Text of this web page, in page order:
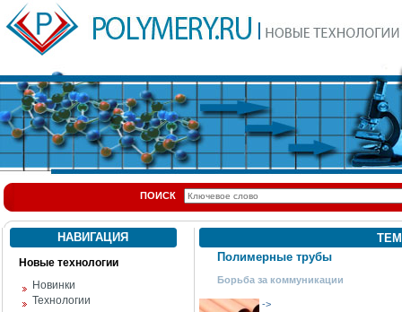
ПОИСК
НАВИГАЦИЯ
Новые технологии
Новинки
Технологии
Полимерные трубы
Борьба за коммуникации
->